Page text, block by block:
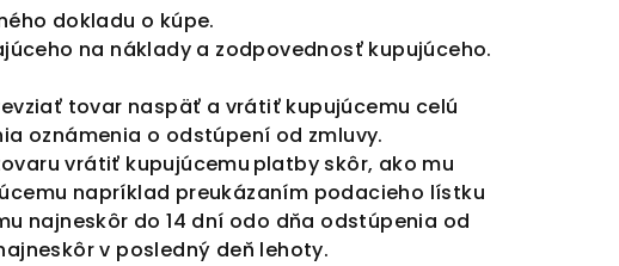
dokladu o kúpe.
na náklady a zodpovednosť kupujúceho.
tovar naspäť a vrátiť kupujúcemu celú
oznámenia o odstúpení od zmluvy.
vrátiť kupujúcemu platby skôr, ako mu
napríklad preukázaním podacieho lístku
najneskôr do 14 dní odo dňa odstúpenia od
v posledný deň lehoty.